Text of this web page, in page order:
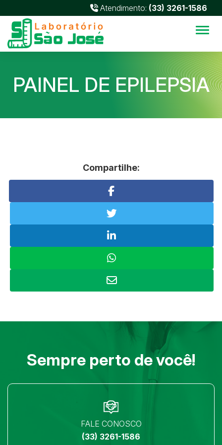
Atendimento: (33) 3261-1586
PAINEL DE EPILEPSIA
Compartilhe:
Sempre perto de você!
FALE CONOSCO
(33) 3261-1586